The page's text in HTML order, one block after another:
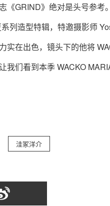
《GRIND》绝对是头号参
列造型特辑，特邀摄影师
实在出色，镜头下的他将
们看到本季 WACKO
洼冢洋介